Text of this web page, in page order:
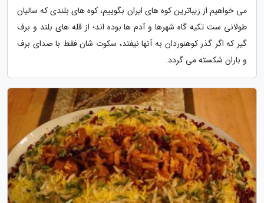
می خواهیم از زیباترین کوه های ایران بگوییم، کوه های بلندی که سالیان
طولانی ست تکیه گاه شهرها و آدم ها بوده اند؛ از قله های بلند و برف
گیر که اگر گذر کوهنوردان به آنها نیفتد، سکوت شان فقط با صدای برف
و باران شکسته می گردد.